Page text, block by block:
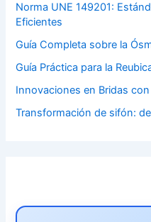
Norma UNE 149201:
Eficientes
Guía Completa sobre la
Guía Práctica para la
Innovaciones en Bridas
Transformación de sifón: